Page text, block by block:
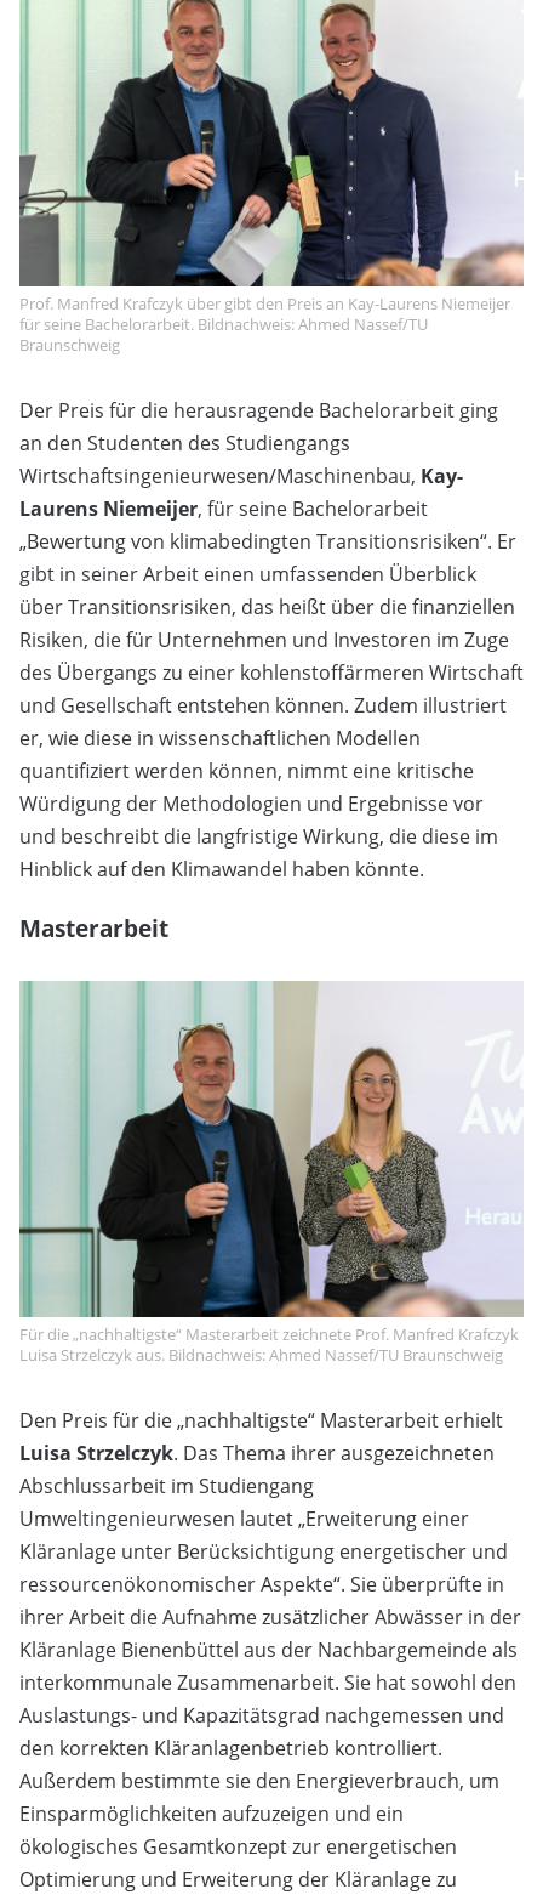
Prof. Manfred Krafczyk über gibt den Preis an Kay-Laurens Niemeijer
für seine Bachelorarbeit. Bildnachweis: Ahmed Nassef/TU
Braunschweig
Der Preis für die herausragende Bachelorarbeit ging
an den Studenten des Studiengangs
Wirtschaftsingenieurwesen/Maschinenbau, Kay-
Laurens Niemeijer, für seine Bachelorarbeit
„Bewertung von klimabedingten Transitionsrisiken“. Er
gibt in seiner Arbeit einen umfassenden Überblick
über Transitionsrisiken, das heißt über die finanziellen
Risiken, die für Unternehmen und Investoren im Zuge
des Übergangs zu einer kohlenstoffärmeren Wirtschaft
und Gesellschaft entstehen können. Zudem illustriert
er, wie diese in wissenschaftlichen Modellen
quantifiziert werden können, nimmt eine kritische
Würdigung der Methodologien und Ergebnisse vor
und beschreibt die langfristige Wirkung, die diese im
Hinblick auf den Klimawandel haben könnte.
Masterarbeit
Für die „nachhaltigste“ Masterarbeit zeichnete Prof. Manfred Krafczyk
Luisa Strzelczyk aus. Bildnachweis: Ahmed Nassef/TU Braunschweig
Den Preis für die „nachhaltigste“ Masterarbeit erhielt
Luisa Strzelczyk. Das Thema ihrer ausgezeichneten
Abschlussarbeit im Studiengang
Umweltingenieurwesen lautet „Erweiterung einer
Kläranlage unter Berücksichtigung energetischer und
ressourcenökonomischer Aspekte“. Sie überprüfte in
ihrer Arbeit die Aufnahme zusätzlicher Abwässer in der
Kläranlage Bienenbüttel aus der Nachbargemeinde als
interkommunale Zusammenarbeit. Sie hat sowohl den
Auslastungs- und Kapazitätsgrad nachgemessen und
den korrekten Kläranlagenbetrieb kontrolliert.
Außerdem bestimmte sie den Energieverbrauch, um
Einsparmöglichkeiten aufzuzeigen und ein
ökologisches Gesamtkonzept zur energetischen
Optimierung und Erweiterung der Kläranlage zu